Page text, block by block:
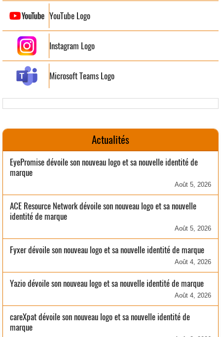
YouTube Logo
Instagram Logo
Microsoft Teams Logo
Actualités
EyePromise dévoile son nouveau logo et sa nouvelle identité de
marque
Août 5, 2026
ACE Resource Network dévoile son nouveau logo et sa nouvelle
identité de marque
Août 5, 2026
Fyxer dévoile son nouveau logo et sa nouvelle identité de marque
Août 4, 2026
Yazio dévoile son nouveau logo et sa nouvelle identité de marque
Août 4, 2026
careXpat dévoile son nouveau logo et sa nouvelle identité de
marque